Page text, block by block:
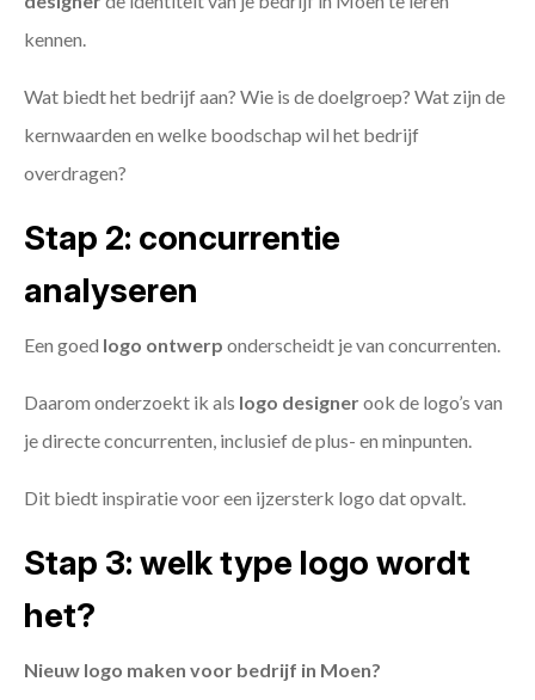
kennen.
Wat biedt het bedrijf aan? Wie is de doelgroep? Wat zijn de
kernwaarden en welke boodschap wil het bedrijf
overdragen?
Stap 2: concurrentie
analyseren
Een goed logo ontwerp onderscheidt je van concurrenten.
Daarom onderzoekt ik als logo designerook de logo’s van
je directe concurrenten, inclusief de plus- en minpunten.
Dit biedt inspiratie voor een ijzersterk logo dat opvalt.
Stap 3: welk type logo wordt
het?
Nieuw logo maken voor bedrijf in Moen?